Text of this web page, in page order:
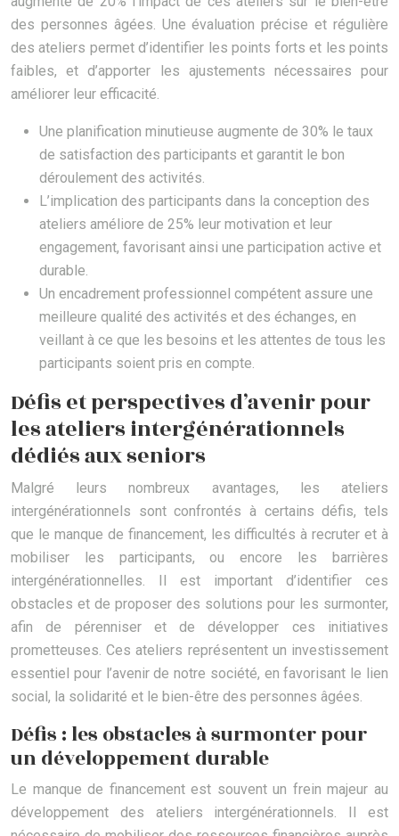
des personnes âgées. Une évaluation précise et régulière
des ateliers permet d’identifier les points forts et les points
faibles, et d’apporter les ajustements nécessaires pour
améliorer leur efficacité.
Une planification minutieuse augmente de 30% le taux
de satisfaction des participants et garantit le bon
déroulement des activités.
L’implication des participants dans la conception des
ateliers améliore de 25% leur motivation et leur
engagement, favorisant ainsi une participation active et
durable.
Un encadrement professionnel compétent assure une
meilleure qualité des activités et des échanges, en
veillant à ce que les besoins et les attentes de tous les
participants soient pris en compte.
Défis et perspectives d’avenir pour
les ateliers intergénérationnels
dédiés aux seniors
Malgré leurs nombreux avantages, les ateliers
intergénérationnels sont confrontés à certains défis, tels
que le manque de financement, les difficultés à recruter et à
mobiliser les participants, ou encore les barrières
intergénérationnelles. Il est important d’identifier ces
obstacles et de proposer des solutions pour les surmonter,
afin de pérenniser et de développer ces initiatives
prometteuses. Ces ateliers représentent un investissement
essentiel pour l’avenir de notre société, en favorisant le lien
social, la solidarité et le bien-être des personnes âgées.
Défis : les obstacles à surmonter pour
un développement durable
Le manque de financement est souvent un frein majeur au
développement des ateliers intergénérationnels. Il est